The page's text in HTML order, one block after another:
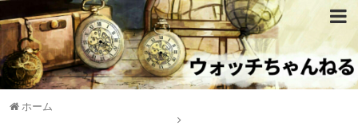
ホーム